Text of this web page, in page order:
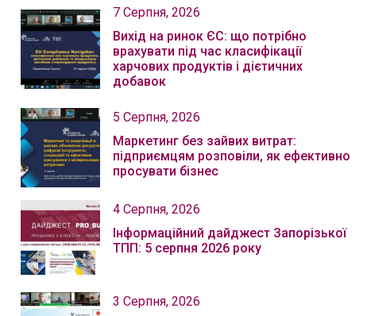
7 Серпня, 2026
Вихід на ринок ЄС: що потрібно
врахувати під час класифікації
харчових продуктів і дієтичних
добавок
5 Серпня, 2026
Маркетинг без зайвих витрат:
підприємцям розповіли, як ефективно
просувати бізнес
4 Серпня, 2026
Інформаційний дайджест Запорізької
ТПП: 5 серпня 2026 року
3 Серпня, 2026